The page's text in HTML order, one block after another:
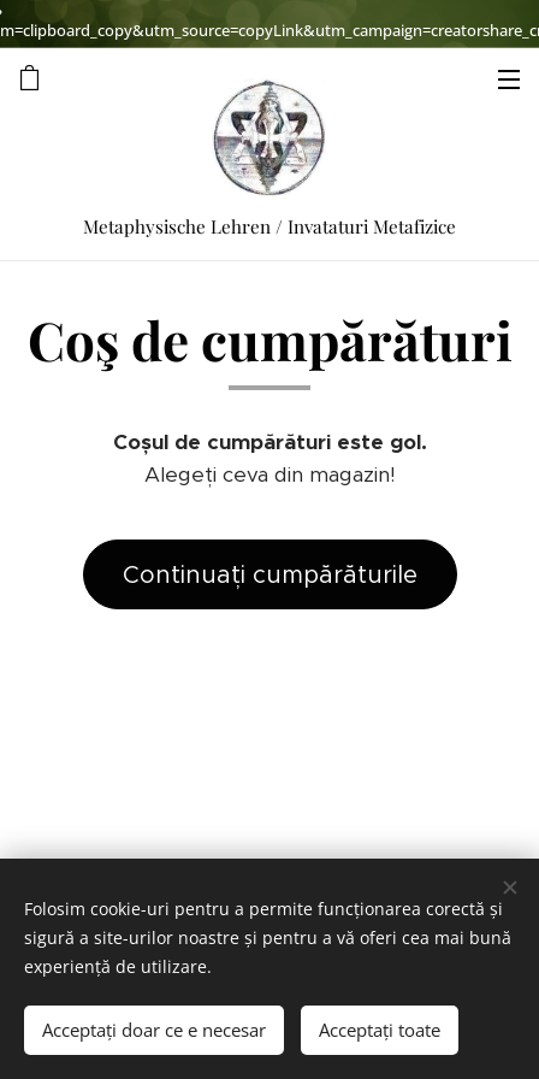
Metaphysische Lehren / Invataturi Metafizice
Coş de cumpărături
Coșul de cumpărături este gol.
Alegeți ceva din magazin!
Continuați cumpărăturile
Bilder bereitgestellt vonPexels
Selectează
Deutsch
Română
Folosim cookie-uri pentru a permite funcționarea corectă și
sigură a site-urilor noastre și pentru a vă oferi cea mai bună
experiență de utilizare.
Acceptați doar ce e necesar Acceptați toate